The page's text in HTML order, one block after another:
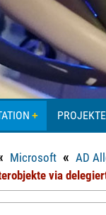
PROJEKTE
Microsoft « AD
via